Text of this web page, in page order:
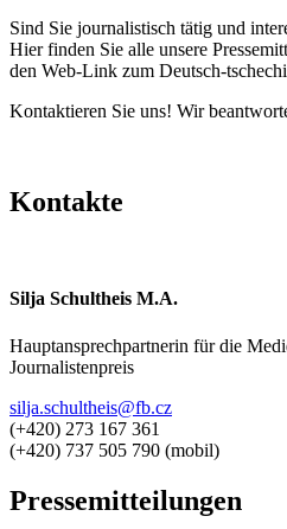
Sind Sie journalistisch tätig und
Hier finden Sie alle unsere
den Web-Link zum Deutsch-
Kontaktieren Sie uns! Wir
Kontakte
Silja Schultheis M.A.
Hauptansprechpartnerin für die
Journalistenpreis
silja.schultheis@fb.cz
(+420) 273 167 361
(+420) 737 505 790 (mobil)
Pressemitteilungen